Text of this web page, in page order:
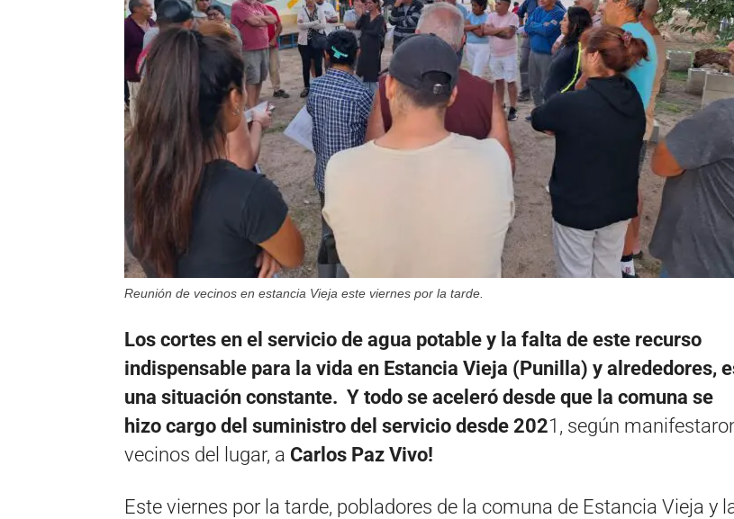
Reunión de vecinos en estancia Vieja este viernes por la tarde.
Los cortes en el servicio de agua potable y la falta de este recurso
indispensable para la vida en Estancia Vieja (Punilla) y alrededores,
una situación constante. Y todo se aceleró desde que la comuna se
hizo cargo del suministro del servicio desde 2021, según
vecinos del lugar, a Carlos Paz Vivo!
Este viernes por la tarde, pobladores de la comuna de Estancia Vieja y